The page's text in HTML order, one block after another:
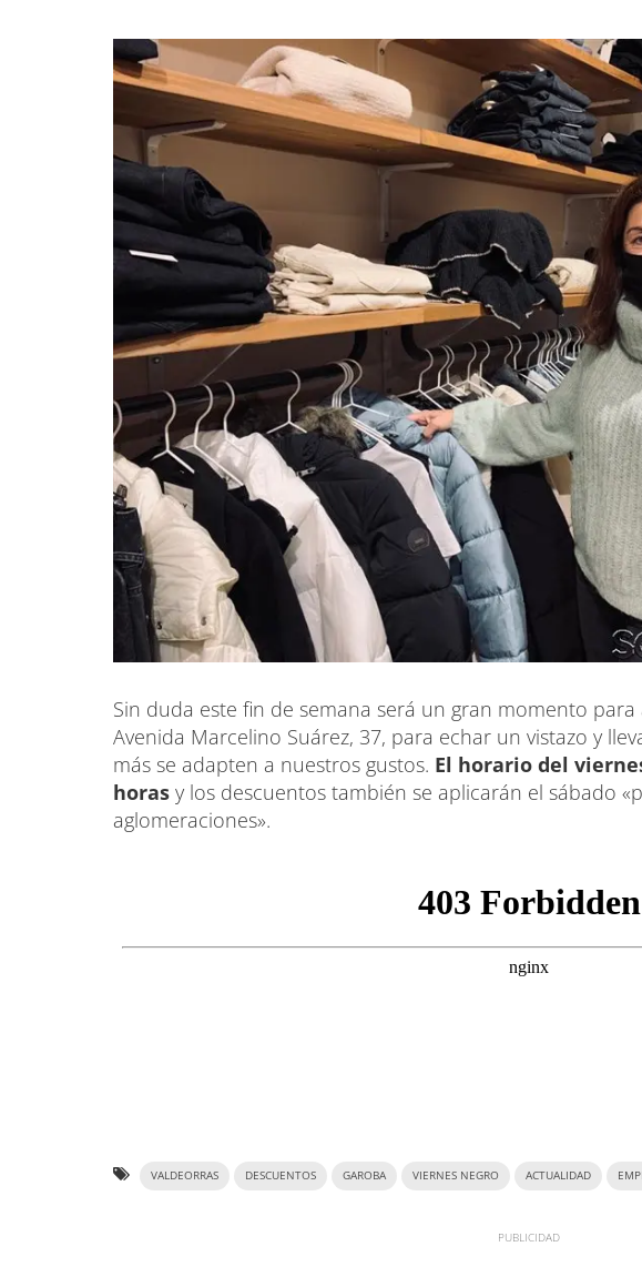
Sin duda este fin de semana será un gran momento
Avenida Marcelino Suárez, 37, para echar un vistazo y
más se adapten a nuestros gustos. El horario del
horas y los descuentos también se aplicarán el sábado
aglomeraciones».
VALDEORRAS DESCUENTOS GAROBA VIERNES NEGRO ACTUALIDAD